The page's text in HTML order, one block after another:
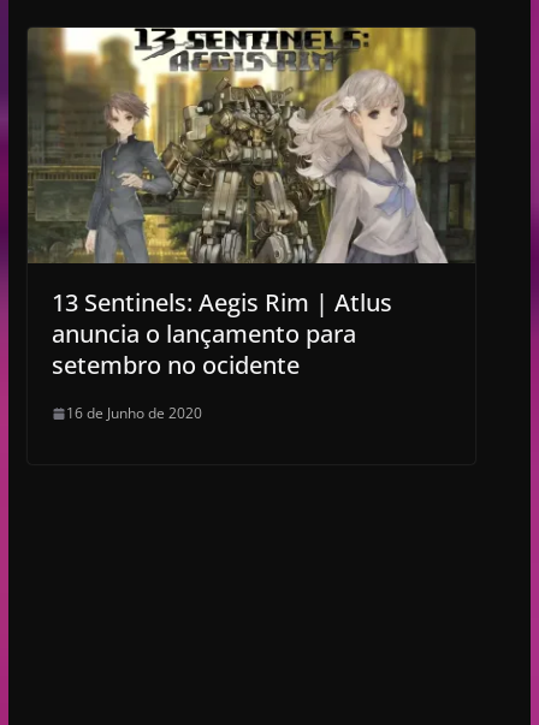
13 Sentinels: Aegis Rim | Atlus
anuncia o lançamento para
setembro no ocidente
16 de Junho de 2020